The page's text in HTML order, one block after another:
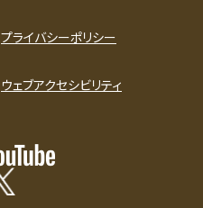
プライバシーポリシー
ウェブアクセシビリティ